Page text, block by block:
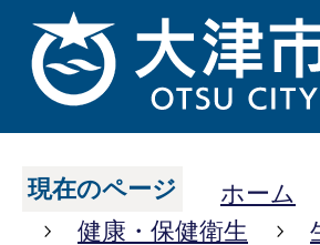
現在のページ ホーム
健康・保健衛生